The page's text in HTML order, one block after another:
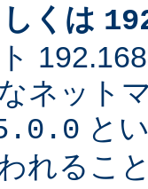
くは
ネット
と
れるこ